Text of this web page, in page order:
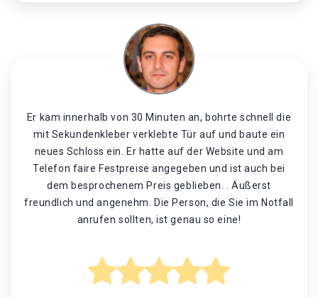
Er kam innerhalb von 30 Minuten an, bohrte schnell die
mit Sekundenkleber verklebte Tür auf und baute ein
neues Schloss ein. Er hatte auf der Website und am
Telefon faire Festpreise angegeben und ist auch bei
dem besprochenem Preis geblieben. . Äußerst
freundlich und angenehm. Die Person, die Sie im Notfall
anrufen sollten, ist genau so eine!